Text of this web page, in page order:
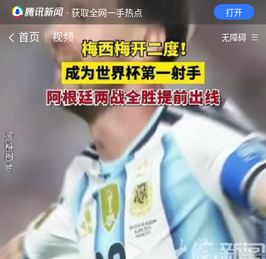
· 获取全网一手热点 打开
首页 视频 无障碍